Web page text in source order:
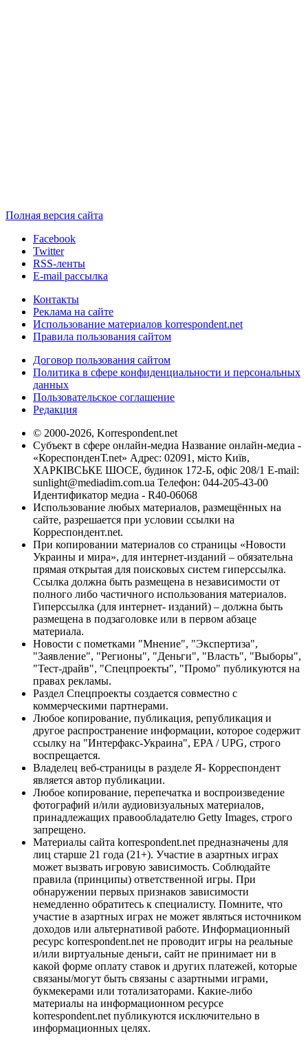
Полная версия сайта
Facebook
Twitter
RSS-ленты
E-mail рассылка
Контакты
Реклама на сайте
Использование материалов korrespondent.net
Правила пользования сайтом
Договор пользования сайтом
Политика в сфере конфиденциальности и персональных
данных
Пользовательское соглашение
Редакция
© 2000-2026, Korrespondent.net
Субъект в сфере онлайн-медиа Название онлайн-медиа -
«КореспонденТ.net» Адрес: 02091, місто Київ,
ХАРКІВСЬКЕ ШОСЕ, будинок 172-Б, офіс 208/1 E-mail:
sunlight@mediadim.com.ua Телефон: 044-205-43-00
Идентификатор медиа - R40-06068
Использование любых материалов, размещённых на
сайте, разрешается при условии ссылки на
Корреспондент.net.
При копировании материалов со страницы «Новости
Украины и мира», для интернет-изданий – обязательна
прямая открытая для поисковых систем гиперссылка.
Ссылка должна быть размещена в независимости от
полного либо частичного использования материалов.
Гиперссылка (для интернет- изданий) – должна быть
размещена в подзаголовке или в первом абзаце
материала.
Новости с пометками "Мнение", "Экспертиза",
"Заявление", "Регионы", "Деньги", "Власть", "Выборы",
"Тест-драйв", "Спецпроекты", "Промо" публикуются на
правах рекламы.
Раздел Спецпроекты создается совместно с
коммерческими партнерами.
Любое копирование, публикация, републикация и
другое распространение информации, которое содержит
ссылку на "Интерфакс-Украина", EPA / UPG, строго
воспрещается.
Владелец веб-страницы в разделе Я- Корреспондент
является автор публикации.
Любое копирование, перепечатка и воспроизведение
фотографий и/или аудиовизуальных материалов,
принадлежащих правообладателю Getty Images, строго
запрещено.
Материалы сайта korrespondent.net предназначены для
лиц старше 21 года (21+). Участие в азартных играх
может вызвать игровую зависимость. Соблюдайте
правила (принципы) ответственной игры. При
обнаружении первых признаков зависимости
немедленно обратитесь к специалисту. Помните, что
участие в азартных играх не может являться источником
доходов или альтернативой работе. Информационный
ресурс korrespondent.net не проводит игры на реальные
и/или виртуальные деньги, сайт не принимает ни в
какой форме оплату ставок и других платежей, которые
связаны/могут быть связаны с азартными играми,
букмекерами или тотализаторами. Какие-либо
материалы на информационном ресурсе
korrespondent.net публикуются исключительно в
информационных целях.